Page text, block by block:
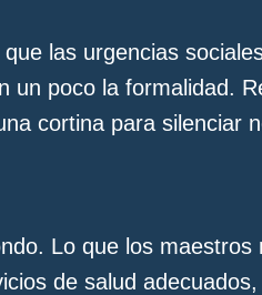
las urgencias
poco la formalidad.
cortina para silenciar
Lo que los maestros
de salud